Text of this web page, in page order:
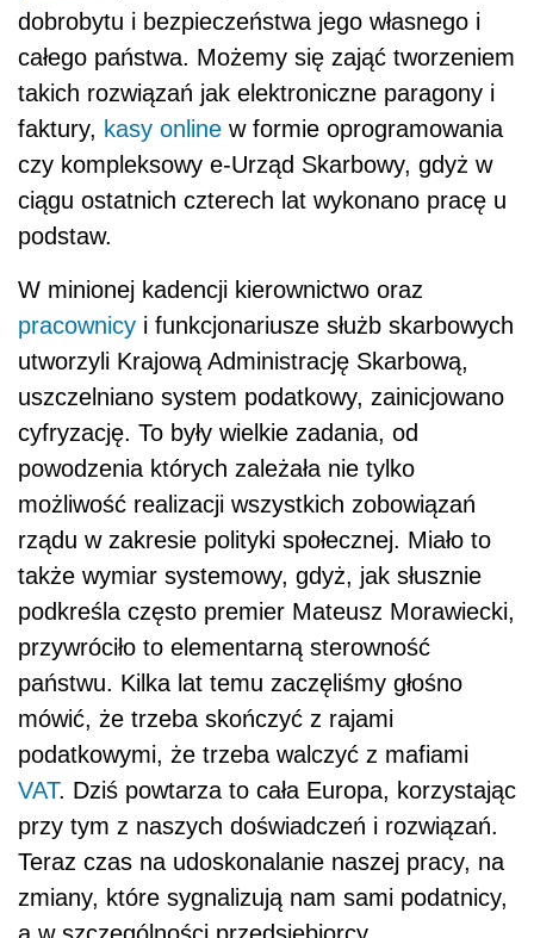
dobrobytu i bezpieczeństwa jego własnego i
całego państwa. Możemy się zająć tworzeniem
takich rozwiązań jak elektroniczne paragony i
faktury, kasy online w formie oprogramowania
czy kompleksowy e-Urząd Skarbowy, gdyż w
ciągu ostatnich czterech lat wykonano pracę u
podstaw.
W minionej kadencji kierownictwo oraz
pracownicy i funkcjonariusze służb skarbowych
utworzyli Krajową Administrację Skarbową,
uszczelniano system podatkowy, zainicjowano
cyfryzację. To były wielkie zadania, od
powodzenia których zależała nie tylko
możliwość realizacji wszystkich zobowiązań
rządu w zakresie polityki społecznej. Miało to
także wymiar systemowy, gdyż, jak słusznie
podkreśla często premier Mateusz Morawiecki,
przywróciło to elementarną sterowność
państwu. Kilka lat temu zaczęliśmy głośno
mówić, że trzeba skończyć z rajami
podatkowymi, że trzeba walczyć z mafiami
VAT. Dziś powtarza to cała Europa, korzystając
przy tym z naszych doświadczeń i rozwiązań.
Teraz czas na udoskonalanie naszej pracy, na
zmiany, które sygnalizują nam sami podatnicy,
a w szczególności przedsiębiorcy.